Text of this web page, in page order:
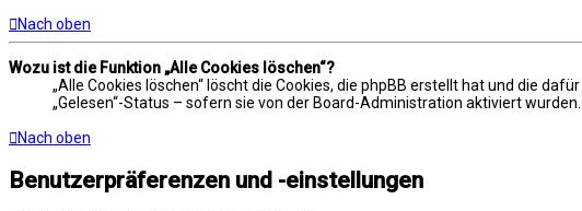
Nach oben
Wozu ist die Funktion „Alle Cookies löschen“?
„Alle Cookies löschen“ löscht die Cookies, die phpBB erstellt hat und die
„Gelesen“-Status – sofern sie von der Board-Administration aktiviert
Nach oben
Benutzerpräferenzen und -einstellungen